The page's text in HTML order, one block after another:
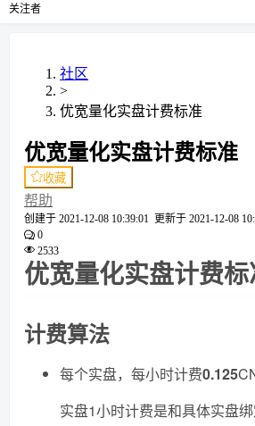
关注者
社区
>
优宽量化实盘计费标准
优宽量化实盘计费标准
收藏
帮助
创建于 2021-12-08 10:39:01 更新于 2021-12-08
0
2533
优宽量化实盘计费
计费算法
每个实盘，每小时计费0.125
实盘1小时计费是和具体实盘